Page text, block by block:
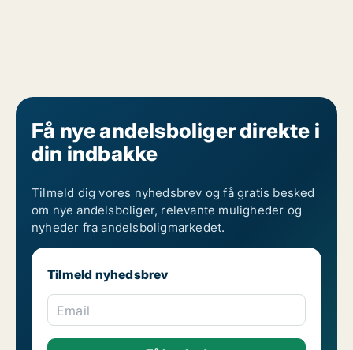
Få nye andelsboliger direkte i
din indbakke
Tilmeld dig vores nyhedsbrev og få gratis besked
om nye andelsboliger, relevante muligheder og
nyheder fra andelsboligmarkedet.
Tilmeld nyhedsbrev
Email